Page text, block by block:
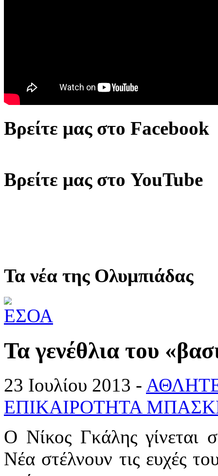
Βρείτε μας στο Facebook
Βρείτε μας στο YouTube
Τα νέα της Ολυμπιάδας
Τα γενέθλια του
23 Ιουλίου 2013 -
ΕΠΙΚΑΙΡΟΤΗΤΑ
Ο Νίκος Γκάλης γίνεται
Νέα στέλνουν τις ευχές